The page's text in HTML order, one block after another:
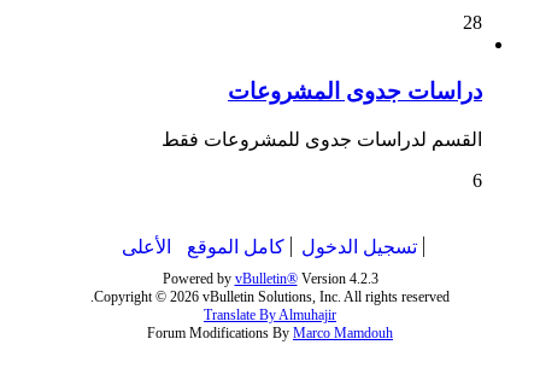
28
دراسات جدوى المشروعات
القسم لدراسات جدوى للمشروعات فقط
6
تسجيل الدخول كامل الموقع الأعلى
Powered by vBulletin®Version 4.2.3
Copyright © 2026 vBulletin Solutions, Inc. All rights reserved.
Translate By Almuhajir
Forum Modifications By Marco Mamdouh